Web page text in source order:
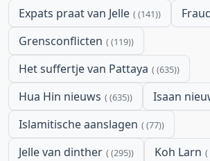
Expats praat van Jelle (141)
Grensconflicten (119)
Het suffertje van Pattaya (635)
Hua Hin nieuws (635) Isaan
Islamitische aanslagen (77)
Jelle van dinther (295) Koh Larn